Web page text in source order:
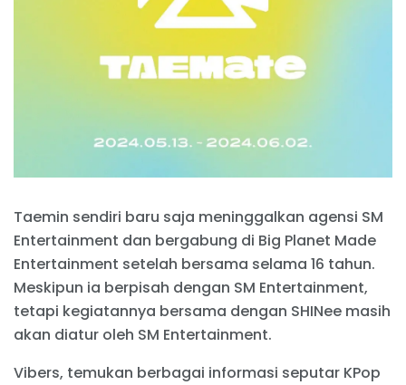
Taemin sendiri baru saja meninggalkan agensi SM
Entertainment dan bergabung di Big Planet Made
Entertainment setelah bersama selama 16 tahun.
Meskipun ia berpisah dengan SM Entertainment,
tetapi kegiatannya bersama dengan SHINee masih
akan diatur oleh SM Entertainment.
Vibers, temukan berbagai informasi seputar KPop